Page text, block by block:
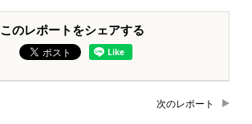
このレポートをシェアする
次のレポート